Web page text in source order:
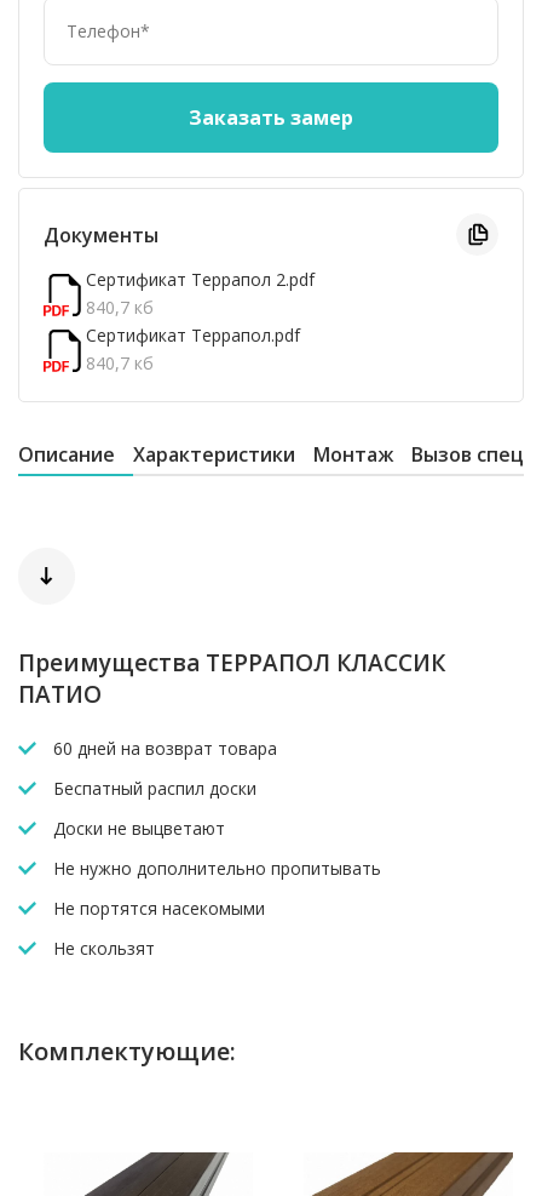
Документы
Сертификат Террапол 2.pdf
840,7 кб
Сертификат Террапол.pdf
840,7 кб
Описание Характеристики Монтаж Вызов
Преимущества ТЕРРАПОЛ КЛАССИК
ПАТИО
60 дней на возврат товара
Беспатный распил доски
Доски не выцветают
Не нужно дополнительно пропитывать
Не портятся насекомыми
Не скользят
Комплектующие: